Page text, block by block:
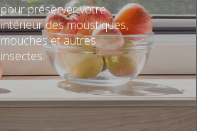
pour préserver votre
intérieur des moustiques,
mouches et autres
insectes.